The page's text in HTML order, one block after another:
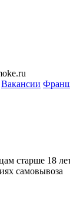
Вакансии
старше 18
самовывоза